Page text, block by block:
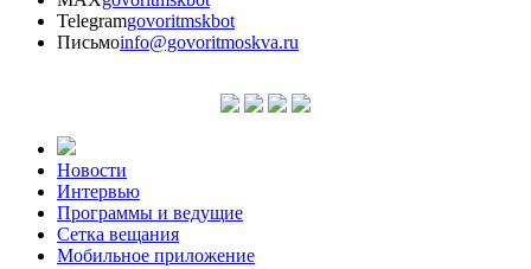
Telegramgovoritmskbot
Письмоinfo@govoritmoskva.ru
Новости
Интервью
Программы и ведущие
Сетка вещания
Мобильное приложение